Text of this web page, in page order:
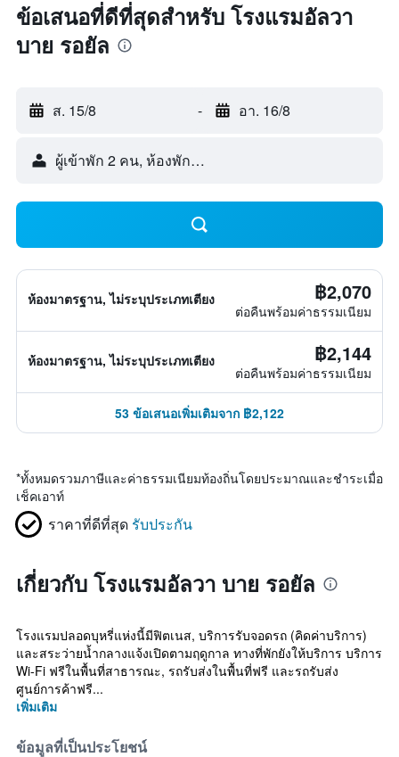
ข้อเสนอที่ดีที่สุดสำหรับ โรงแรมอัลวา
บาย รอยัล
ส. 15/8 - อา. 16/8
ผู้เข้าพัก 2 คน, ห้องพัก 1 ห้อง
ห้องมาตรฐาน, ไม่ระบุประเภทเตียง ฿2,070
ต่อคืนพร้อมค่าธรรมเนียม
ห้องมาตรฐาน, ไม่ระบุประเภทเตียง ฿2,144
ต่อคืนพร้อมค่าธรรมเนียม
53 ข้อเสนอเพิ่มเติมจาก ฿2,122
*ทั้งหมดรวมภาษีและค่าธรรมเนียมท้องถิ่นโดยประมาณและชำระเมื่อ
เช็คเอาท์
ราคาที่ดีที่สุด รับประกัน
เกี่ยวกับ โรงแรมอัลวา บาย รอยัล
โรงแรมปลอดบุหรี่แห่งนี้มีฟิตเนส, บริการรับจอดรถ (คิดค่าบริการ)
และสระว่ายน้ำกลางแจ้งเปิดตามฤดูกาล ทางที่พักยังให้บริการ บริการ
Wi-Fi ฟรีในพื้นที่สาธารณะ, รถรับส่งในพื้นที่ฟรี และรถรับส่ง
ศูนย์การค้าฟรี...
เพิ่มเติม
ข้อมูลที่เป็นประโยชน์